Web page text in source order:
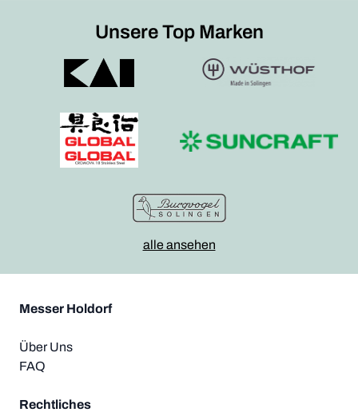
Unsere Top Marken
alle ansehen
Messer Holdorf
Über Uns
FAQ
Rechtliches